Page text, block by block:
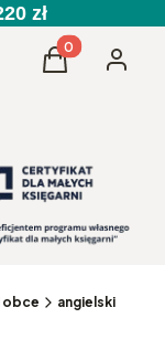
zł
Produkty w
Koszyk
obce angielski